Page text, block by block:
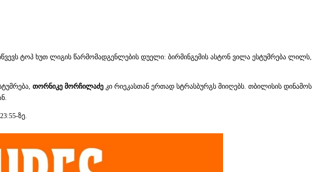
ტოპ ხუთ ლიგის წარმომადგენლების დუელი: ბირმინგემის ასტონ ვილა ესტუმრება ლილს,
თორნიკე მორჩილაძე კი რიეკასთან ერთად სტრასბურგს მიიღებს. თბილისის დინამოს
ზე.